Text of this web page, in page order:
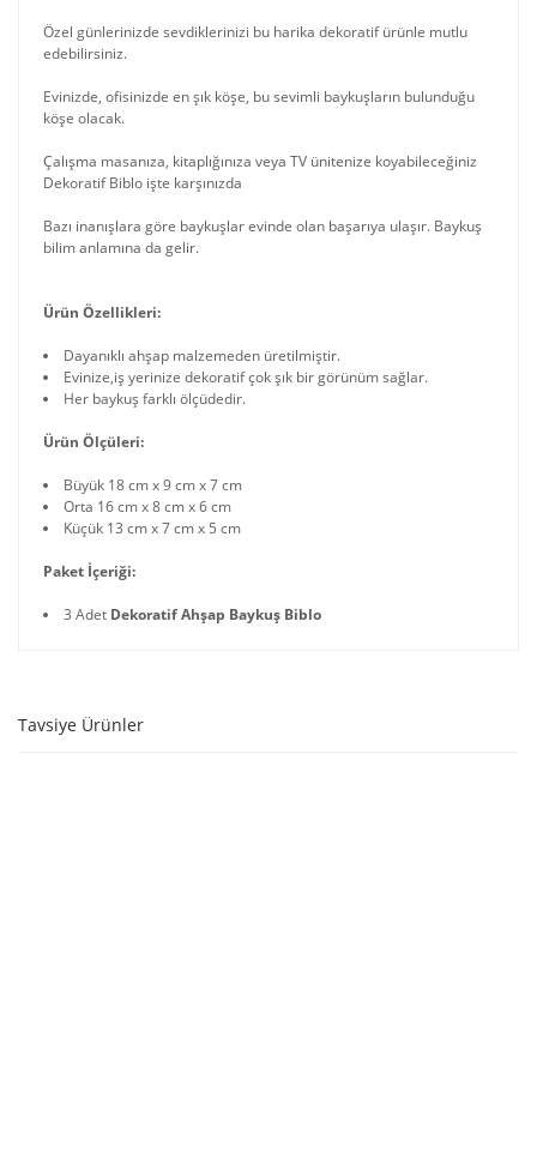
Özel günlerinizde sevdiklerinizi bu harika dekoratif ürünle mutlu
edebilirsiniz.
Evinizde, ofisinizde en şık köşe, bu sevimli baykuşların bulunduğu
köşe olacak.
Çalışma masanıza, kitaplığınıza veya TV ünitenize koyabileceğiniz
Dekoratif Biblo işte karşınızda
Bazı inanışlara göre baykuşlar evinde olan başarıya ulaşır. Baykuş
bilim anlamına da gelir.
Ürün Özellikleri:
Dayanıklı ahşap malzemeden üretilmiştir.
Evinize,iş yerinize dekoratif çok şık bir görünüm sağlar.
Her baykuş farklı ölçüdedir.
Ürün Ölçüleri:
Büyük 18 cm x 9 cm x 7 cm
Orta 16 cm x 8 cm x 6 cm
Küçük 13 cm x 7 cm x 5 cm
Paket İçeriği:
3 Adet Dekoratif Ahşap Baykuş Biblo
Tavsiye Ürünler